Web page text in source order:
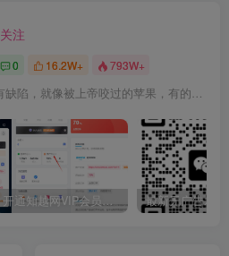
关注
0 16.2W+ 793W+
每个人都会有缺陷，就像被上帝咬过的苹果，有的人缺陷比较大，正是因为上帝特别喜欢他的芬芳
开通知越网VIP会员，尊享全站资源免费下载，享70%的推广提成！！【限时五折优惠】